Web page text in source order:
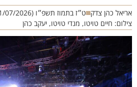
כהן צדק ט״ז בתמוז תשפ״ו (01/07/2026)
חיים טויטו, מנדי טויטו, יעקב כהן